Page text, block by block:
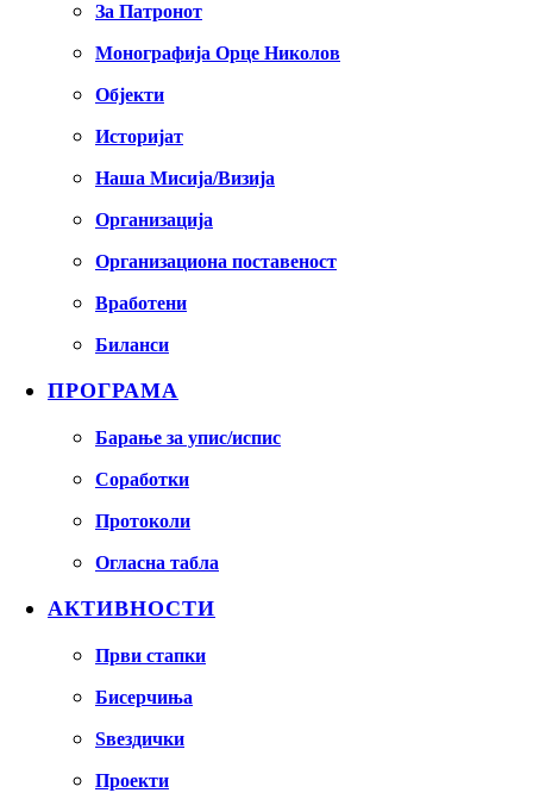
За Патронот
Монографија Орце Николов
Објекти
Историјат
Наша Мисија/Визија
Организација
Организациона поставеност
Вработени
Биланси
ПРОГРАМА
Барање за упис/испис
Соработки
Протоколи
Огласна табла
АКТИВНОСТИ
Први стапки
Бисерчиња
Ѕвездички
Проекти